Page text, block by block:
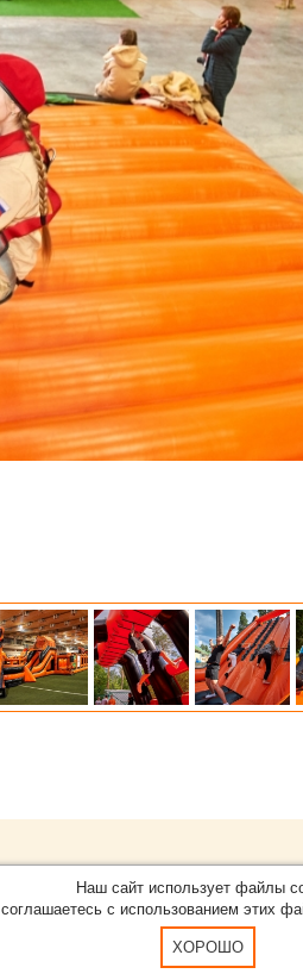
О проекте
Карта сайта
С
По
Наш сайт использует файлы
с использованием этих
ХОРОШО